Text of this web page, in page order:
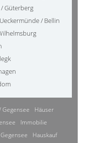
Güterberg
Ueckermünde / Bellin
Gegensee
Häuser
Immobilie
Hauskauf